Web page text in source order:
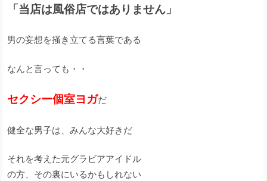
「当店は風俗店ではありません」
男の妄想を掻き立てる言葉である
なんと言っても・・
セクシー個室ヨガだ
健全な男子は、みんな大好きだ
それを考えた元グラビアアイドル
の方、その裏にいるかもしれない